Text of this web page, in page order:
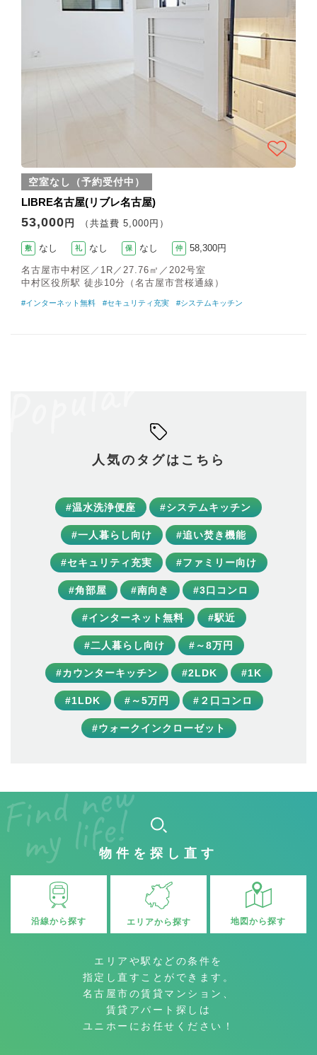
空室なし（予約受付中）
LIBRE名古屋(リブレ名古屋)
53,000 円 （共益費 5,000円）
敷 なし 礼 なし 保 なし 仲 58,300円
名古屋市中村区／1R／27.76㎡／202号室
中村区役所駅 徒歩10分（名古屋市営桜通線）
#インターネット無料 #セキュリティ充実 #システムキッチン
人気のタグはこちら
#温水洗浄便座 #システムキッチン
#一人暮らし向け #追い焚き機能
#セキュリティ充実 #ファミリー向け
#角部屋 #南向き #3口コンロ
#インターネット無料 #駅近
#二人暮らし向け #～8万円
#カウンターキッチン #2LDK #1K
#1LDK #～5万円 #２口コンロ
#ウォークインクローゼット
物件を探し直す
沿線から探す エリアから探す 地図から探す
エリアや駅などの条件を
指定し直すことができます。
名古屋市の賃貸マンション、
賃貸アパート探しは
ユニホーにお任せください！